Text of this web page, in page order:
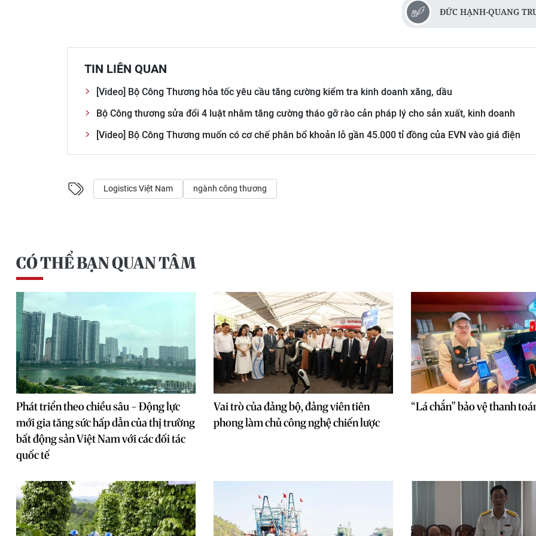
ĐỨC HẠNH-QUANG
TIN LIÊN QUAN
[Video] Bộ Công Thương hỏa tốc yêu cầu tăng cường kiểm tra kinh doanh xăng, dầu
Bộ Công thương sửa đổi 4 luật nhằm tăng cường tháo gỡ rào cản pháp lý cho sản xuất, kinh doanh
[Video] Bộ Công Thương muốn có cơ chế phân bổ khoản lỗ gần 45.000 tỉ đồng của EVN vào giá điện
Logistics Việt Nam ngành công thương
CÓ THỂ BẠN QUAN TÂM
Phát triển theo chiều sâu - Động lực
mới gia tăng sức hấp dẫn của thị trường
bất động sản Việt Nam với các đối tác
quốc tế
Vai trò của đảng bộ, đảng viên tiên
phong làm chủ công nghệ chiến lược
“Lá chắn” bảo vệ thanh